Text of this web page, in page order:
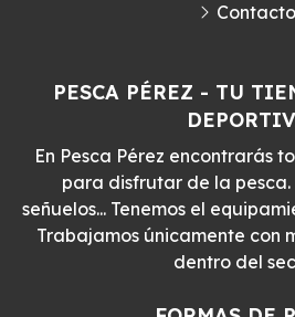
PESCA PÉREZ - TU
En Pesca Pérez encontrarás
para disfrutar de la pesca.
señuelos... Tenemos el
Trabajamos únicamente con
dentro del
Contacto